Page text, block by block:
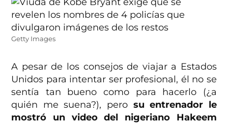
Getty Images
A pesar de los consejos de viajar a Estados
Unidos para intentar ser profesional, él no se
sentía tan bueno como para hacerlo (¿a
quién me suena?), pero su entrenador le
mostró un video del nigeriano Hakeem